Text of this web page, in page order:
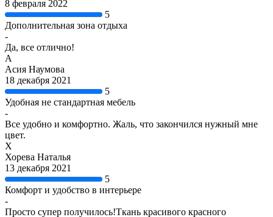
8 февраля 2022
5
Дополнительная зона отдыха
-
Да, все отлично!
А
Асия Наумова
18 декабря 2021
5
Удобная не стандартная мебель
-
Все удобно и комфортно. Жаль, что закончился нужный мне
цвет.
Х
Хорева Наталья
13 декабря 2021
5
Комфорт и удобство в интерьере
-
Просто супер получилось!Ткань красивого красного